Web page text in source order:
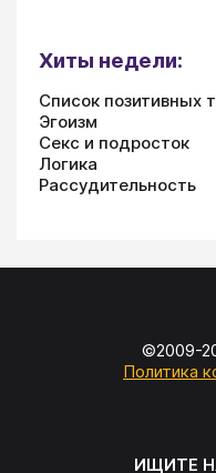
Хиты недели:
Список позитивных
Эгоизм
Секс и подросток
Логика
Рассудительность
©2009-
Политика
ИЩИТЕ